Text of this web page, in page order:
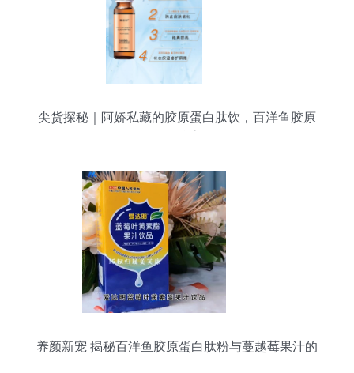
尖货探秘｜阿娇私藏的胶原蛋白肽饮，百洋鱼胶原
养颜新宠 揭秘百洋鱼胶原蛋白肽粉与蔓越莓果汁的